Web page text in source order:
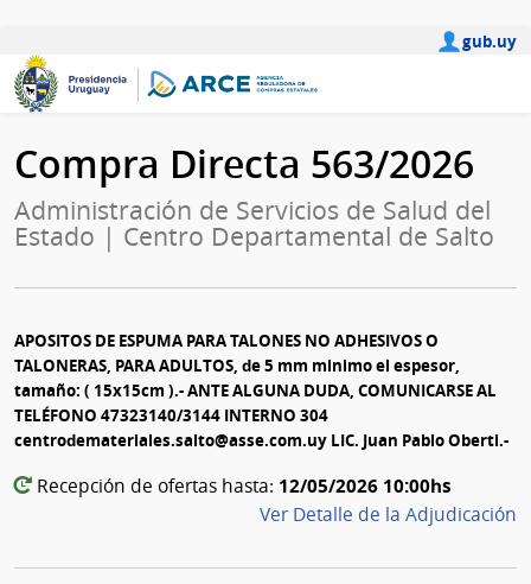
gub.uy
Compra Directa 563/2026
Administración de Servicios de Salud del
Estado | Centro Departamental de Salto
APOSITOS DE ESPUMA PARA TALONES NO ADHESIVOS O
TALONERAS, PARA ADULTOS, de 5 mm minimo el espesor,
tamaño: ( 15x15cm ).- ANTE ALGUNA DUDA, COMUNICARSE AL
TELÉFONO 47323140/3144 INTERNO 304
centrodemateriales.salto@asse.com.uy LIC. Juan Pablo Oberti.-
Recepción de ofertas hasta: 12/05/2026 10:00hs
Ver Detalle de la Adjudicación